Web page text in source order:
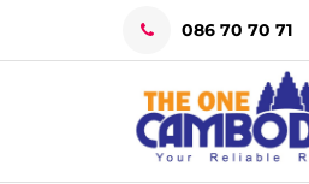
086 70 70 71